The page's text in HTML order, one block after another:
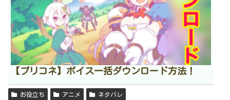
【プリコネ】ボイス一括ダウンロード方法！
お役立ち アニメ ネタバレ